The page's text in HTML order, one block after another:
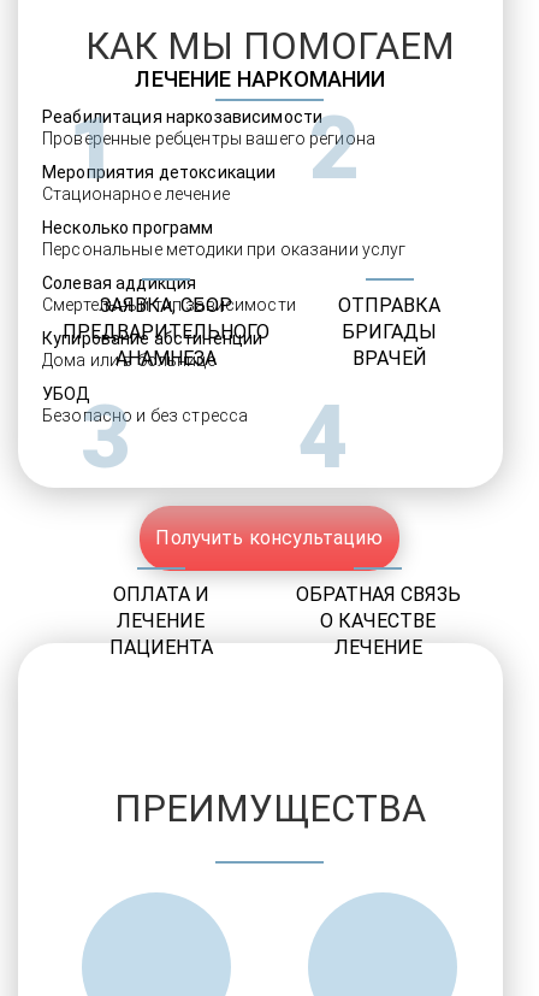
ЛЕЧЕНИЕ НАРКОМАНИИ
Реабилитация наркозависимости
Проверенные ребцентры вашего региона
Мероприятия детоксикации
Стационарное лечение
Несколько программ
Персональные методики при оказании услуг
Солевая аддикция
Смертельный тип зависимости
Купирование абстиненции
Дома или в больнице
УБОД
Безопасно и без стресса
Получить консультацию
КАК МЫ ПОМОГАЕМ
1
ЗАЯВКА, СБОР
ПРЕДВАРИТЕЛЬНОГО
АНАМНЕЗА
2
ОТПРАВКА
БРИГАДЫ
ВРАЧЕЙ
3
ОПЛАТА И
ЛЕЧЕНИЕ
ПАЦИЕНТА
4
ОБРАТНАЯ СВЯЗЬ
О КАЧЕСТВЕ
ЛЕЧЕНИЕ
ПРЕИМУЩЕСТВА